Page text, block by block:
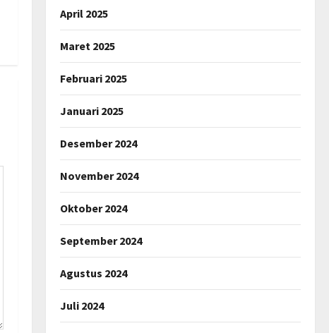
April 2025
Maret 2025
Februari 2025
Januari 2025
Desember 2024
November 2024
Oktober 2024
September 2024
Agustus 2024
Juli 2024